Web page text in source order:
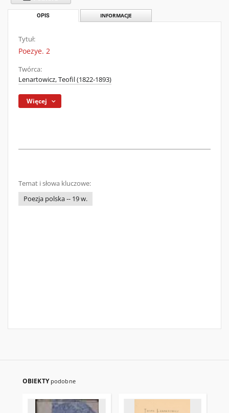
OPIS INFORMACJE
Tytuł:
Poezye. 2
Twórca:
Lenartowicz, Teofil (1822-1893)
Więcej
Temat i słowa kluczowe:
Poezja polska -- 19 w.
OBIEKTY podobne